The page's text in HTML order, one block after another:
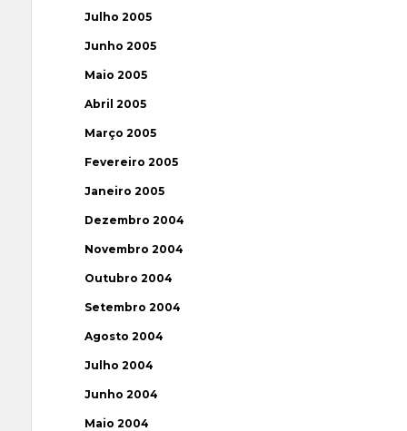
Julho 2005
Junho 2005
Maio 2005
Abril 2005
Março 2005
Fevereiro 2005
Janeiro 2005
Dezembro 2004
Novembro 2004
Outubro 2004
Setembro 2004
Agosto 2004
Julho 2004
Junho 2004
Maio 2004